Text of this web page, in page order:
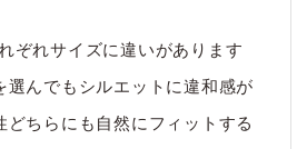
ぞれサイズに違いがあります
選んでもシルエットに違和感が
どちらにも自然にフィットする